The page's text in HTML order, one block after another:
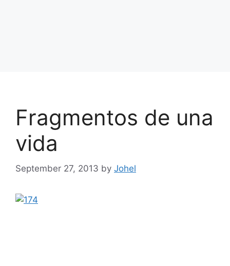
Fragmentos de una
vida
September 27, 2013 by Johel